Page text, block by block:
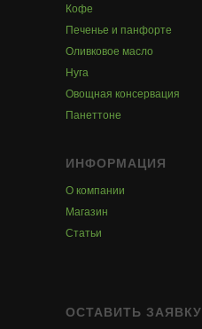
Кофе
Печенье и панфорте
Оливковое масло
Нуга
Овощная консервация
Панеттоне
ИНФОРМАЦИЯ
О компании
Магазин
Статьи
ОСТАВИТЬ ЗАЯВКУ